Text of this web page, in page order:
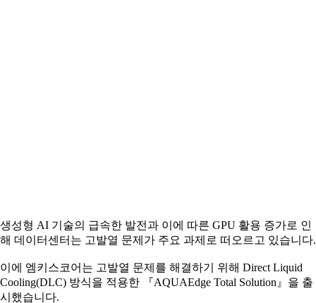
생성형 AI 기술의 급속한 발전과 이에 따른 GPU 활용 증가로 인
해 데이터센터는 고발열 문제가 주요 과제로 떠오르고 있습니다.
이에 엠키스코어는 고발열 문제를 해결하기 위해 Direct Liquid
Cooling(DLC) 방식을 적용한 『AQUAEdge Total Solution』을 출
시했습니다.